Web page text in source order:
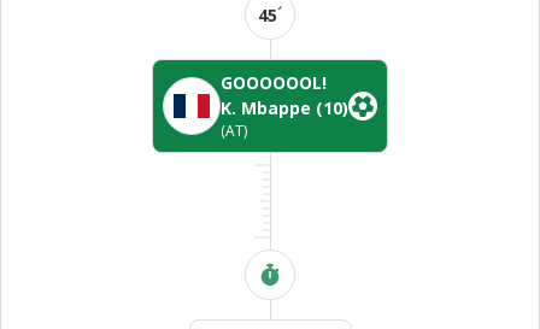
45´
GOOOOOOL!
K. Mbappe (10)
(AT)